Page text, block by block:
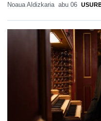
Noaua Aldizkaria abu 06